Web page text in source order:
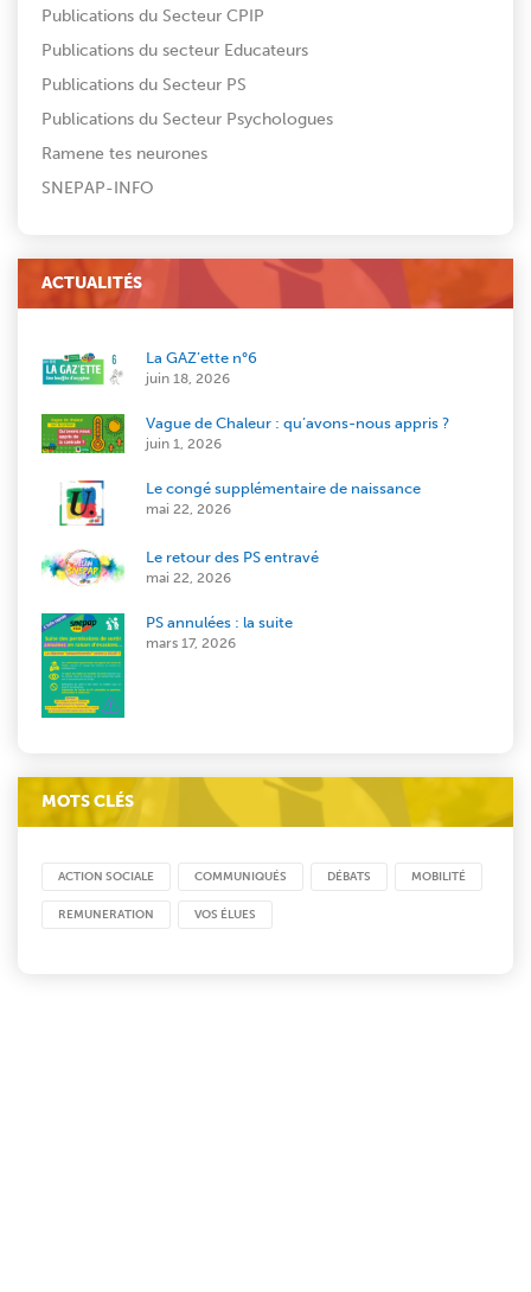
Publications du Secteur CPIP
Publications du secteur Educateurs
Publications du Secteur PS
Publications du Secteur Psychologues
Ramene tes neurones
SNEPAP-INFO
ACTUALITÉS
La GAZ’ette n°6
juin 18, 2026
Vague de Chaleur : qu’avons-nous appris ?
juin 1, 2026
Le congé supplémentaire de naissance
mai 22, 2026
Le retour des PS entravé
mai 22, 2026
PS annulées : la suite
mars 17, 2026
MOTS CLÉS
ACTION SOCIALE COMMUNIQUÉS DÉBATS MOBILITÉ
REMUNERATION VOS ÉLUES